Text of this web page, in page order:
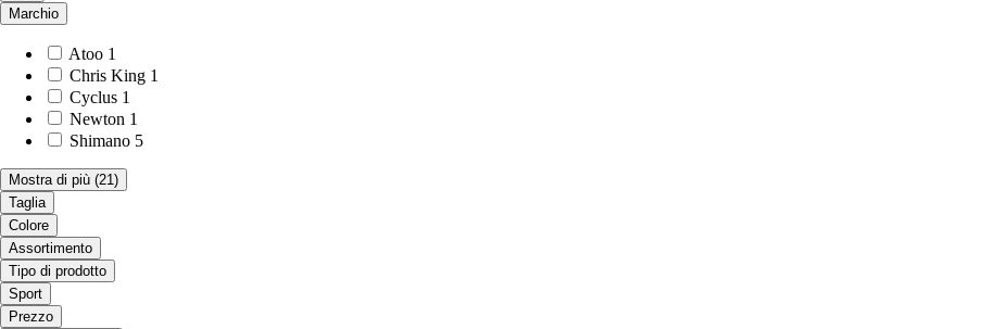
Marchio
Atoo 1
Chris King 1
Cyclus 1
Newton 1
Shimano 5
Mostra di più (21)
Taglia
Colore
Assortimento
Tipo di prodotto
Sport
Prezzo